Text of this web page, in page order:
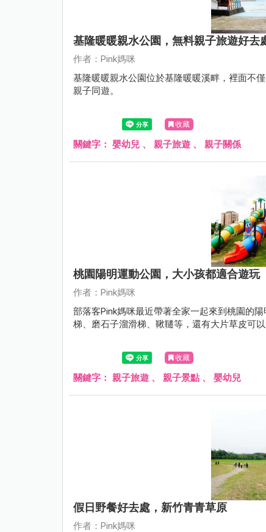
基隆暖暖親水公園，無料親子旅遊好去
作者：Pink媽咪
基隆暖暖親水公園位於基隆暖暖溪畔，裡面不
親子同遊。
收藏
關鍵字： 嬰幼兒 、 親子旅遊 、 親子關係
桃園陽明運動公園，大小孩都適合遊玩
作者：Pink媽咪
部落客Pink媽咪最近帶著全家一起來到桃園的
梯、磨石子溜滑梯、鞦韆等，還有大片草皮可
收藏
關鍵字： 親子旅遊 、 親子景點 、 嬰幼兒
假日野餐好去處，新竹青青草原
作者：Pink媽咪